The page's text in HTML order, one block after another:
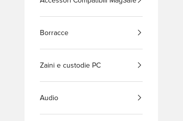
Borracce
Zaini e custodie PC
Audio